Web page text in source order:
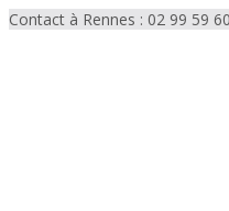
Contact à Rennes : 02 99 59